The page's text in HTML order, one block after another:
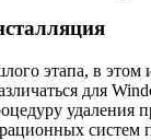
этапа, в
для
удаления
систем